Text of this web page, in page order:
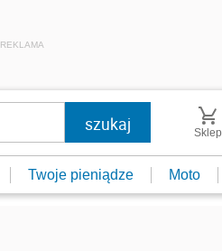
REKLAMA
Sklep
Twoje pieniądze Moto